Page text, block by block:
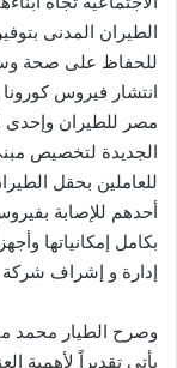
الطيران المدنى
للحفاظ على صحة
انتشار فيروس
مصر للطيران وإحدى
الجديدة لتخصيص
للعاملين بحقل
أحدهم للإصابة
بكامل إمكانياتها
إدارة و إشراف
وصرح الطيار محمد
يأتى تقديراً لأهمية